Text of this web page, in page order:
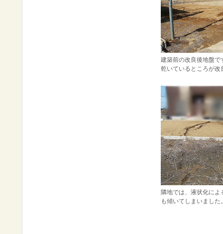
建築前の改良後地盤で
乾いているところが改
隣地では、液状化に
も傾いてしまいました